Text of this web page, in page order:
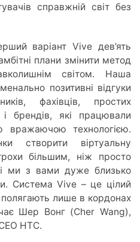
справжній світ без
варіант Vive дев’ять
плани змінити метод
світом. Наша
позитивні відгуки
фахівців, простих
і брендів, які працювали
технологією.
створити віртуальну
більшим, ніж просто
ми з вами дуже близько
Система Vive – це цілий
лише в кордонах
Шер Вонг (Cher Wang),
HTC.